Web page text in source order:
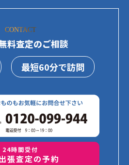
CONTACT
料査定のご相談
最短60分で訪問
24時間受付
張査定の予約